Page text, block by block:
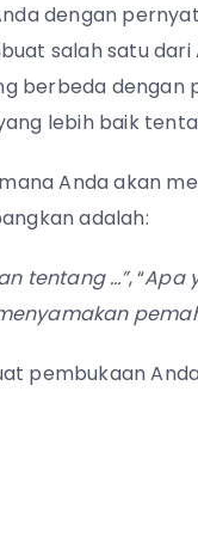
dengan
salah satu
berbeda dengan
lebih baik
Anda akan
adalah:
tentang …”, “Apa
pembukaan